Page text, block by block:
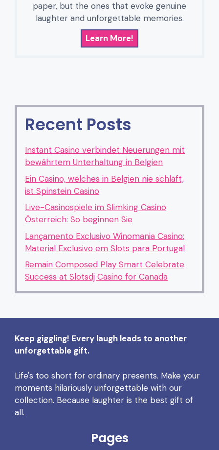
paper, but the ones that evoke genuine
laughter and unforgettable memories.
Learn More!
Recent Posts
Instant Casino verbindet Neuerungen mit
bewährtem Unterhaltung in Belgien
Ein Casino, welches in Belgien nie schläft,
ist Spinstein Casino
Live-Casinospiele im Slimking Casino
Österreich: So beginnen Sie
Lançamento Exclusivo Winomania Casino:
Material Exclusivo em Slots para Portugal
Remain Composed Play Smart Celebrate
Success at Slotsdj Casino for Canada
Keep giggling! Every laugh leads to another
unforgettable gift.
Life's too short for ordinary presents. Make your
moments hilariously unforgettable with our
collection. Because laughter is the best gift of
all.
Pages